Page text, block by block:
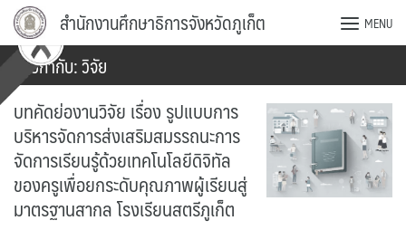
Skip
content
สำนักงานศึกษาธิการจังหวัดภูเก็ต MENU
ป้ายกำกับ:วิจัย
บทคัดย่องานวิจัย เรื่อง รูปแบบการ
บริหารจัดการส่งเสริมสมรรถนะการ
จัดการเรียนรู้ด้วยเทคโนโลยีดิจิทัล
ของครูเพื่อยกระดับคุณภาพผู้เรียนสู่
มาตรฐานสากล โรงเรียนสตรีภูเก็ต